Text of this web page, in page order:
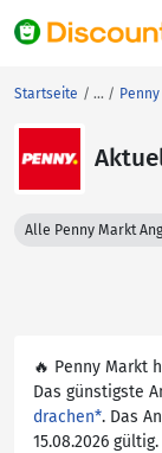
Startseite
Alle Penny Markt
🔥 Penny Markt
Das günstigste
drachen*. Das
15.08.2026